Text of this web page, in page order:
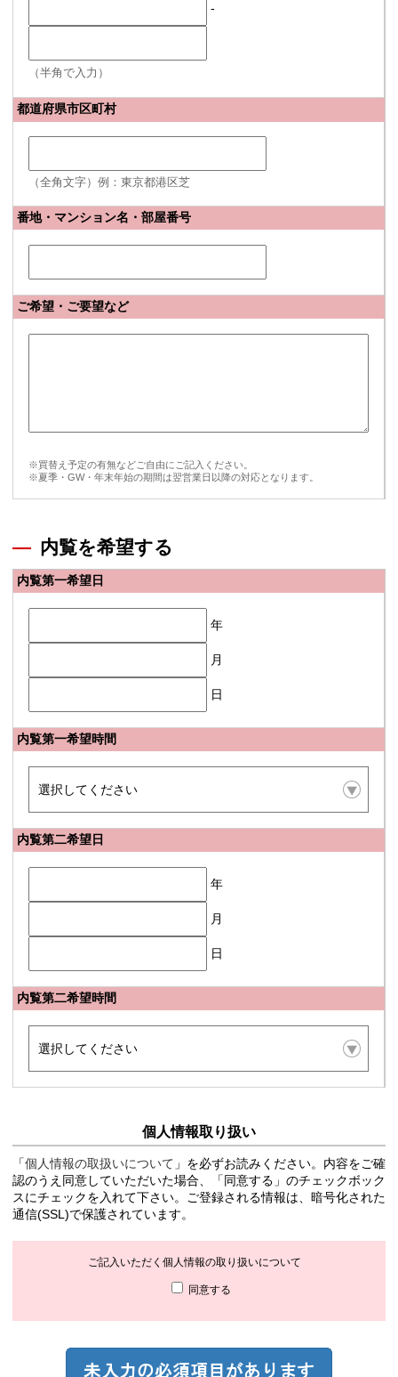
-
（半角で入力）
都道府県市区町村
（全角文字）例：東京都港区芝
番地・マンション名・部屋番号
ご希望・ご要望など
※買替え予定の有無などご自由にご記入ください。
※夏季・GW・年末年始の期間は翌営業日以降の対応となります。
内覧を希望する
内覧第一希望日
年
月
日
内覧第一希望時間
内覧第二希望日
年
月
日
内覧第二希望時間
個人情報取り扱い
「個人情報の取扱いについて 」を必ずお読みください。内容をご確
認のうえ同意していただいた場合、「同意する」のチェックボック
スにチェックを入れて下さい。ご登録される情報は、暗号化された
通信(SSL)で保護されています。
ご記入いただく個人情報の取り扱いについて
同意する